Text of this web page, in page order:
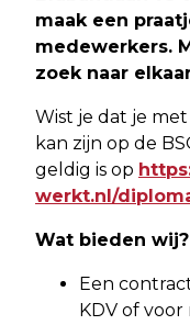
maak een
medewerkers.
zoek naar
Wist je dat je
kan zijn op de
geldig is op
werkt.nl/
Wat bieden wij?
Een
KDV of